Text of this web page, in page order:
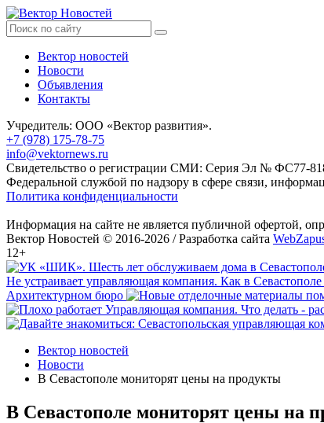
Вектор новостей
Новости
Объявления
Контакты
Учредитель: ООО «Вектор развития».
+7 (978) 175-78-75
info@vektornews.ru
Свидетельство о регистрации СМИ: Серия Эл № ФС77-
Федеральной службой по надзору в сфере связи,
Политика конфиденциальности
Информация на сайте не является публичной офертой,
Вектор Новостей © 2016-2026 /Разработка сайта
12+
Не устраивает управляющая компания. Как в
Архитектурном бюро
Вектор новостей
Новости
В Севастополе мониторят цены на продукты
В Севастополе мониторят цены на